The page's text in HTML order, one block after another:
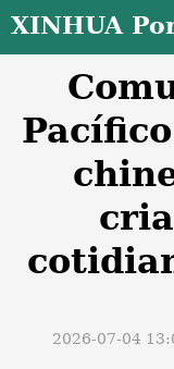
XINHUA
2026-07-04